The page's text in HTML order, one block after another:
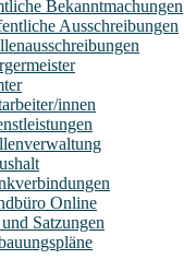
Bekanntmachungen
Ausschreibungen
innen
Online
Satzungen